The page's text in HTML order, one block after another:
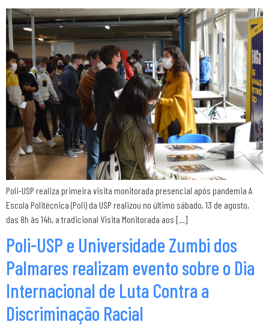
Poli-USP realiza primeira visita monitorada presencial após pandemia A
Escola Politécnica (Poli) da USP realizou no último sábado, 13 de agosto,
das 8h às 14h, a tradicional Visita Monitorada aos […]
Poli-USP e Universidade Zumbi dos
Palmares realizam evento sobre o Dia
Internacional de Luta Contra a
Discriminação Racial